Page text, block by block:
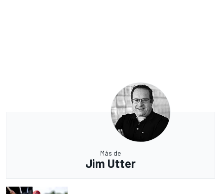
Más de
Jim Utter